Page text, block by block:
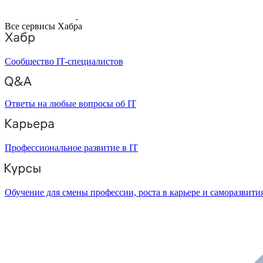
Все сервисы Хабра
Сообщество IT-специалистов
Ответы на любые вопросы об IT
Профессиональное развитие в IT
Обучение для смены профессии, роста в карьере и